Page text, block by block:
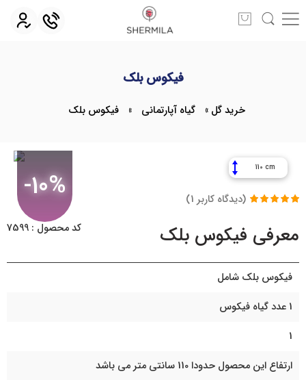
فیکوس بلک
خرید گل » گیاه آپارتمانی » فیکوس بلک
-10%
110 cm
مشتری
(دیدگاه کاربر 1
)
معرفی فیکوس بلک کد محصول : 7599
فیکوس بلک شامل
1 عدد گیاه فیکوس
1
ارتفاع این محصول حدودا 110 سانتی متر می باشد